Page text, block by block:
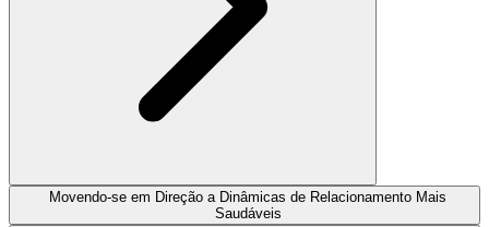
Movendo-se em Direção a Dinâmicas de Relacionamento Mais
Saudáveis